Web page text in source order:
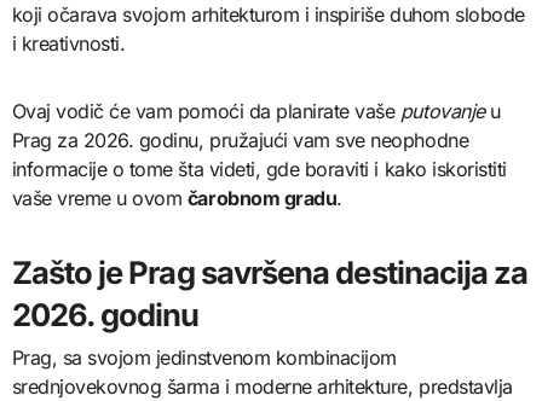
koji očarava svojom arhitekturom i inspiriše duhom slobode
i kreativnosti.
Ovaj vodič će vam pomoći da planirate vaše putovanjeu
Prag za 2026. godinu, pružajući vam sve neophodne
informacije o tome šta videti, gde boraviti i kako iskoristiti
vaše vreme u ovom čarobnom gradu.
Zašto je Prag savršena destinacija za
2026. godinu
Prag, sa svojom jedinstvenom kombinacijom
srednjovekovnog šarma i moderne arhitekture, predstavlja